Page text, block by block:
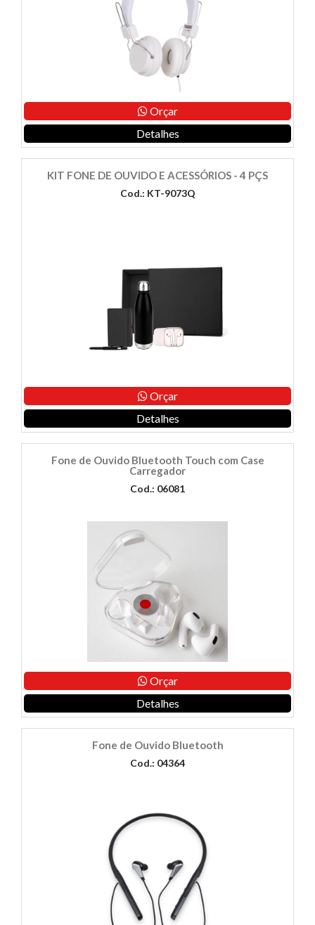
Orçar
Detalhes
KIT FONE DE OUVIDO E ACESSÓRIOS - 4 PÇS
Cod.: KT-9073Q
Orçar
Detalhes
Fone de Ouvido Bluetooth Touch com Case
Carregador
Cod.: 06081
Orçar
Detalhes
Fone de Ouvido Bluetooth
Cod.: 04364